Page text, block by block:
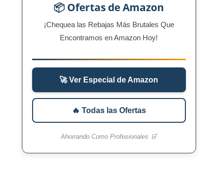
📦 Ofertas de Amazon
¡Chequea las Rebajas Más Brutales Que
Encontramos en Amazon Hoy!
🚀 Ver Especial de Amazon
🔥 Todas las Ofertas
Ahorrando Como Profesionales 🛒